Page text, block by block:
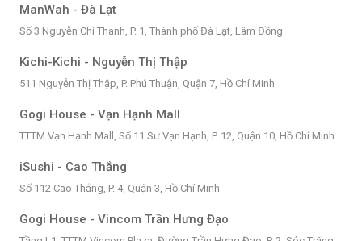
ManWah - Đà Lạt
Số 3 Nguyễn Chí Thanh, P. 1, Thành phố Đà Lạt, Lâm Đồng
Kichi-Kichi - Nguyễn Thị Thập
511 Nguyễn Thị Thập, P. Phú Thuận, Quận 7, Hồ Chí Minh
Gogi House - Vạn Hạnh Mall
TTTM Vạn Hạnh Mall, Số 11 Sư Vạn Hạnh, P. 12, Quận 10, Hồ Chí Minh
iSushi - Cao Thắng
Số 112 Cao Thắng, P. 4, Quận 3, Hồ Chí Minh
Gogi House - Vincom Trần Hưng Đạo